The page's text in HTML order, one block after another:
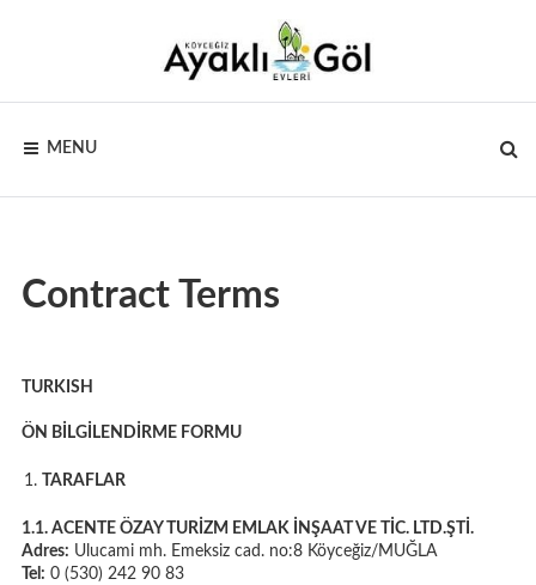
EVLERI –
Dağı’nın
eteklerinden
manzarası
MENU
Contract Terms
TURKISH
ÖN BİLGİLENDİRME FORMU
TARAFLAR
1.1. ACENTE ÖZAY TURİZM EMLAK İNŞAAT VE TİC. LTD.ŞTİ.
Adres: Ulucami mh. Emeksiz cad. no:8 Köyceğiz/MUĞLA
Tel: 0 (530) 242 90 83